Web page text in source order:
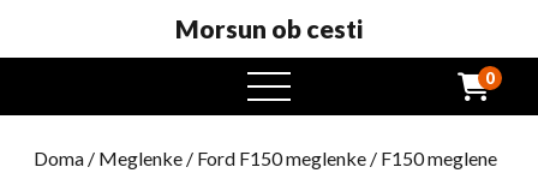
Morsun ob cesti
odprt
meni
0
Doma / Meglenke / Ford F150 meglenke / F150 meglene